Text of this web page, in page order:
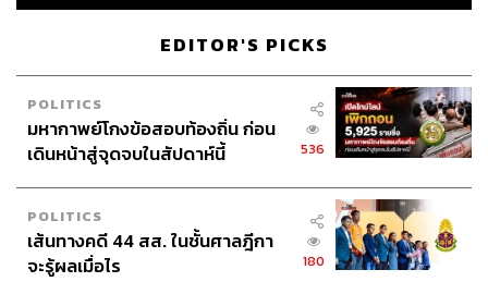
EDITOR'S PICKS
POLITICS
มหากาพย์โกงข้อสอบท้องถิ่น ก่อน
เดินหน้าสู่จุดจบในสัปดาห์นี้
536
POLITICS
เส้นทางคดี 44 สส. ในชั้นศาลฎีกา
จะรู้ผลเมื่อไร
180